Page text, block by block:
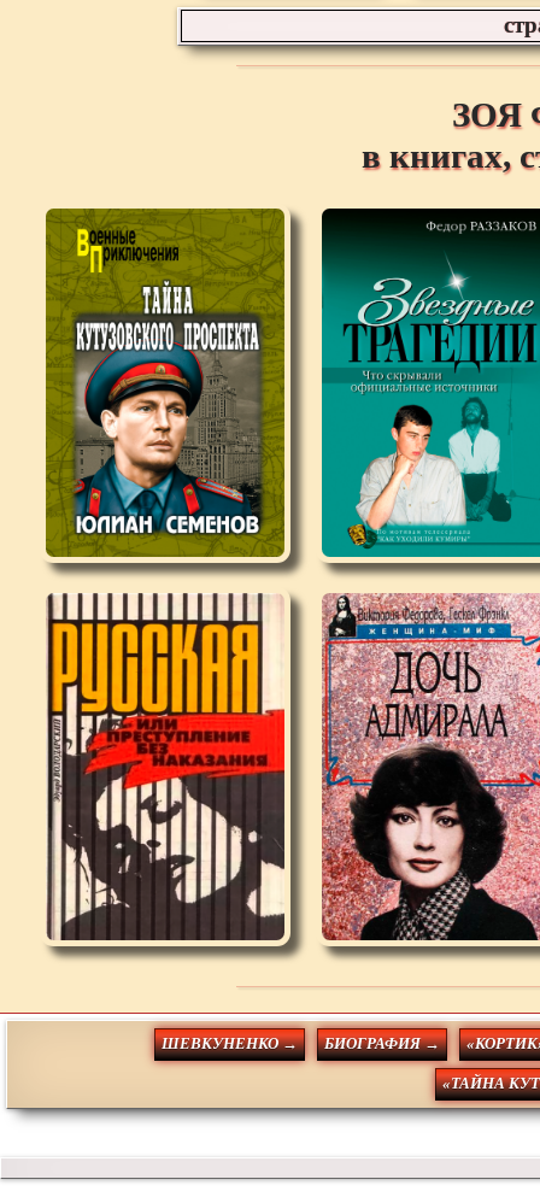
ЗОЯ
в книгах,
ШЕВКУНЕНКО → БИОГРАФИЯ →
«ТАЙНА